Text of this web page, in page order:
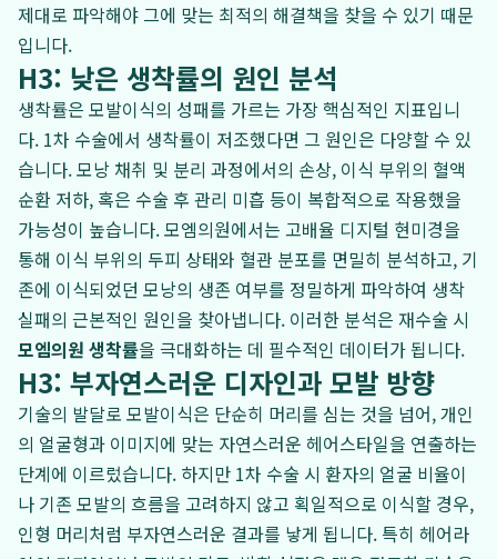
제대로 파악해야 그에 맞는 최적의 해결책을 찾을 수 있기 때문
입니다.
H3: 낮은 생착률의 원인 분석
생착률은 모발이식의 성패를 가르는 가장 핵심적인 지표입니
다. 1차 수술에서 생착률이 저조했다면 그 원인은 다양할 수 있
습니다. 모낭 채취 및 분리 과정에서의 손상, 이식 부위의 혈액
순환 저하, 혹은 수술 후 관리 미흡 등이 복합적으로 작용했을
가능성이 높습니다. 모엠의원에서는 고배율 디지털 현미경을
통해 이식 부위의 두피 상태와 혈관 분포를 면밀히 분석하고, 기
존에 이식되었던 모낭의 생존 여부를 정밀하게 파악하여 생착
실패의 근본적인 원인을 찾아냅니다. 이러한 분석은 재수술 시
모엠의원 생착률을 극대화하는 데 필수적인 데이터가 됩니다.
H3: 부자연스러운 디자인과 모발 방향
기술의 발달로 모발이식은 단순히 머리를 심는 것을 넘어, 개인
의 얼굴형과 이미지에 맞는 자연스러운 헤어스타일을 연출하는
단계에 이르렀습니다. 하지만 1차 수술 시 환자의 얼굴 비율이
나 기존 모발의 흐름을 고려하지 않고 획일적으로 이식할 경우,
인형 머리처럼 부자연스러운 결과를 낳게 됩니다. 특히 헤어라